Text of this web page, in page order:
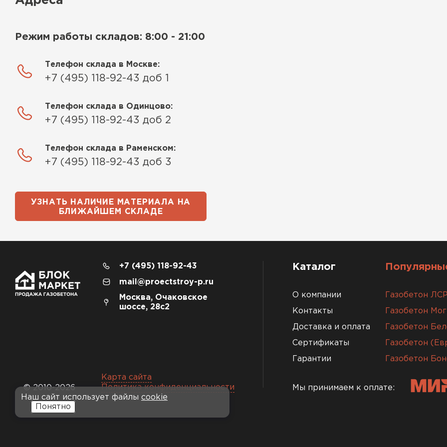
Режим работы складов: 8:00 - 21:00
Телефон склада в Москве:
+7 (495) 118-92-43 доб 1
Телефон склада в Одинцово:
+7 (495) 118-92-43 доб 2
Телефон склада в Раменском:
+7 (495) 118-92-43 доб 3
УЗНАТЬ НАЛИЧИЕ МАТЕРИАЛА НА
БЛИЖАЙШЕМ СКЛАДЕ
© 2010-2026
+7 (495) 118-92-43
mail@proectstroy-p.ru
Москва, Очаковское
шоссе, 28с2
Карта сайта
Политика конфиденциальности
Каталог
О компании
Контакты
Доставка и оплата
Сертификаты
Гарантии
Газобетон ЛСР
Газобетон
Газобетон
Газобетон
Газобетон
Мы принимаем к оплате:
Наш сайт использует файлы cookie
Понятно